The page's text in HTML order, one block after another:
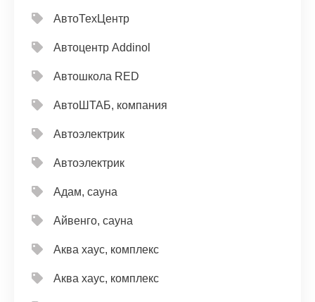
АвтоТехЦентр
Автоцентр Addinol
Автошкола RED
АвтоШТАБ, компания
Автоэлектрик
Автоэлектрик
Адам, сауна
Айвенго, сауна
Аква хаус, комплекс
Аква хаус, комплекс